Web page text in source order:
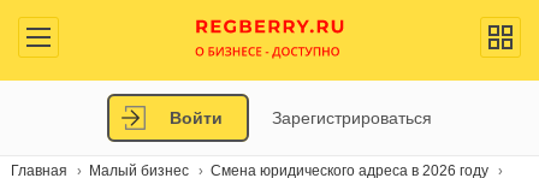
Войти Зарегистрироваться
Главная Малый бизнес
Смена юридического адреса в 2026 году